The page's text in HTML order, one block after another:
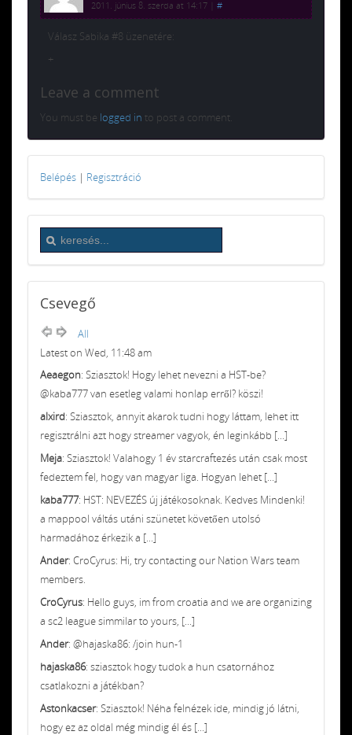
2011. június 8. szerda at 14:17 #
Válasz Sabika #8 üzenetére:
+
Leave a comment
You must be logged in to post a comment.
Belépés | Regisztráció
Csevegő
All
Latest on Wed, 11:48 am
Aeaegon: Sziasztok! Hogy lehet nevezni a HST-be?
@kaba777 van esetleg valami honlap erről? köszi!
alxird: Sziasztok, annyit akarok tudni hogy láttam, lehet itt
regisztrálni azt hogy streamer vagyok, én leginkább [...]
Meja: Sziasztok! Valahogy 1 év starcraftezés után csak most
fedeztem fel, hogy van magyar liga. Hogyan lehet [...]
kaba777: HST: NEVEZÉS új játékosoknak. Kedves Mindenki!
a mappool váltás utáni szünetet követően utolsó
harmadához érkezik a [...]
Ander: CroCyrus: Hi, try contacting our Nation Wars team
members.
CroCyrus: Hello guys, im from croatia and we are organizing
a sc2 league simmilar to yours, [...]
Ander: @hajaska86: /join hun-1
hajaska86: sziasztok hogy tudok a hun csatornához
csatlakozni a játékban?
Astonkacser: Sziasztok! Néha felnézek ide, mindig jó látni,
hogy ez az oldal még mindig él és [...]